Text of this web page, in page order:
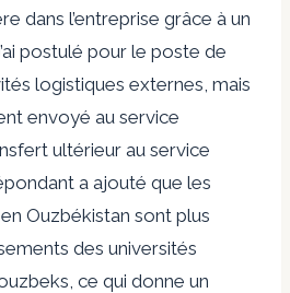
dans l’entreprise grâce à un
postulé pour le poste de
logistiques externes, mais
envoyé au service
ultérieur au service
a ajouté que les
Ouzbékistan sont plus
des universités
ce qui donne un